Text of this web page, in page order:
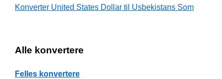
Konverter United States Dollar til Usbekistans Som
Alle konvertere
Felles konvertere